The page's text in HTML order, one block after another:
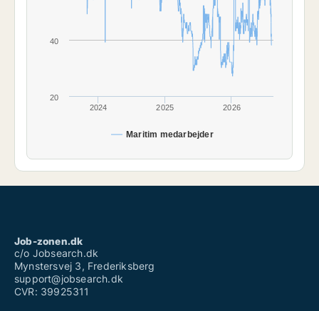
Maritim medarbejder
2024 2025 2026
20
40
Job-zonen.dk
c/o Jobsearch.dk
Mynstersvej 3, Frederiksberg
support@jobsearch.dk
CVR: 39925311